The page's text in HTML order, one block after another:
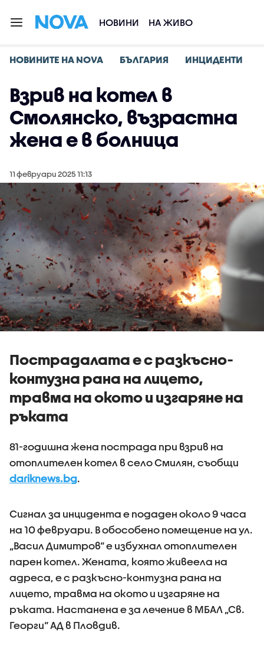
НОВИНИ НА ЖИВО
НОВИНИТЕ НА NOVA БЪЛГАРИЯ ИНЦИДЕНТИ
Взрив на котел в
Смолянско, възрастна
жена е в болница
11 февруари 2025 11:13
Пострадалата е с разкъсно-
контузна рана на лицето,
травма на окото и изгаряне на
ръката
81-годишна жена пострада при взрив на
отоплителен котел в село Смилян, съобщи
dariknews.bg.
Сигнал за инцидента е подаден около 9 часа
на 10 февруари. В обособено помещение на ул.
„Васил Димитров“ е избухнал отоплителен
парен котел. Жената, която живеела на
адреса, е с разкъсно-контузна рана на
лицето, травма на окото и изгаряне на
ръката. Настанена е за лечение в МБАЛ „Св.
Георги“ АД в Пловдив.